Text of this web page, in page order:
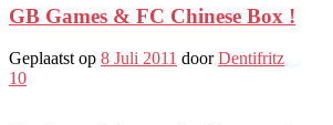
GB Games & FC Chinese Box !
Geplaatst op 8 Juli 2011 doorDentifritz
10